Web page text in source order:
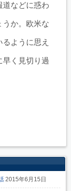
道などに惑わ
うか。欧米な
ように思え
早く見切り過
2015年6月15日